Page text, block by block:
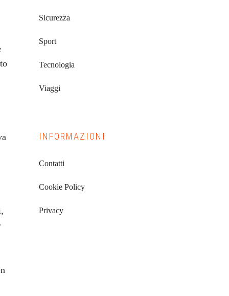
Sicurezza
Sport
Tecnologia
Viaggi
INFORMAZIONI
Contatti
Cookie Policy
Privacy